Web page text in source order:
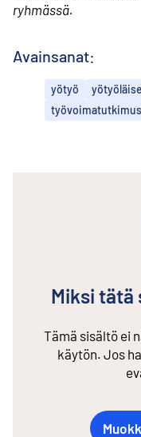
ryhmässä.
Avainsanat:
yötyö
työvoimatutkimus
Miksi tätä
Tämä sisältö ei
käytön. Jos